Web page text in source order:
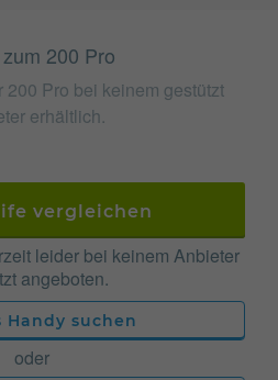
200 Pro
200 Pro bei keinem gestützt
erhältlich.
vergleichen
leider bei keinem Anbieter
angeboten.
Handy suchen
oder